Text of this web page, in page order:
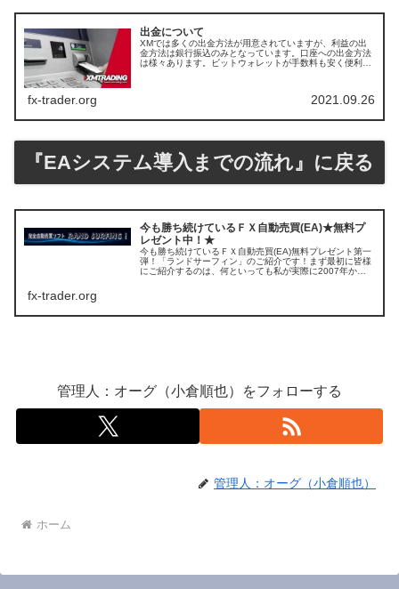
出金について
XMでは多くの出金方法が用意されていますが、利益の出
金方法は銀行振込のみとなっています。口座への出金方法
は様々あります。ビットウォレットが手数料も安く便利が
fx-trader.org 2021.09.26
『EAシステム導入までの流れ』に戻る
今も勝ち続けているＦＸ自動売買(EA)★無料プ
レゼント中！★
今も勝ち続けているＦＸ自動売買(EA)無料プレゼント第一
弾！「ランドサーフィン」のご紹介です！まず最初に皆様
にご紹介するのは、何といっても私が実際に2007年から
fx-trader.org
管理人：オーグ（小倉順也）をフォローする
管理人：オーグ（小倉順也）
ホーム